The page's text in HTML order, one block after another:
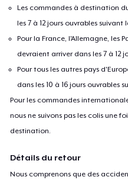
Les commandes à destination
les 7 à 12 jours ouvrables
Pour la France, l'Allemagne, les
devraient arriver dans les 7 à 12
Pour tous les autres pays
dans les 10 à 16 jours ouvrables
Pour les commandes
nous ne suivons pas les colis une
destination.
Détails du retour
Nous comprenons que des